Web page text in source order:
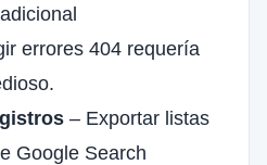
errores 404 requería
– Exportar listas
Google Search